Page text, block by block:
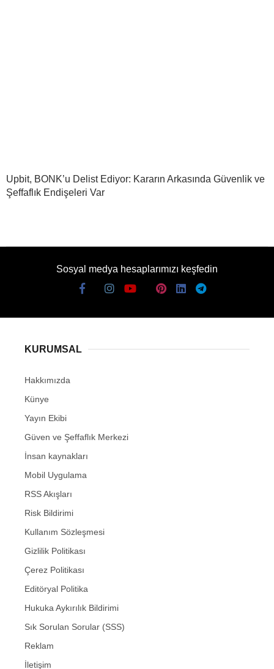
Upbit, BONK’u Delist Ediyor: Kararın Arkasında Güvenlik ve
Şeffaflık Endişeleri Var
Sosyal medya hesaplarımızı keşfedin
KURUMSAL
Hakkımızda
Künye
Yayın Ekibi
Güven ve Şeffaflık Merkezi
İnsan kaynakları
Mobil Uygulama
RSS Akışları
Risk Bildirimi
Kullanım Sözleşmesi
Gizlilik Politikası
Çerez Politikası
Editöryal Politika
Hukuka Aykırılık Bildirimi
Sık Sorulan Sorular (SSS)
Reklam
İletişim